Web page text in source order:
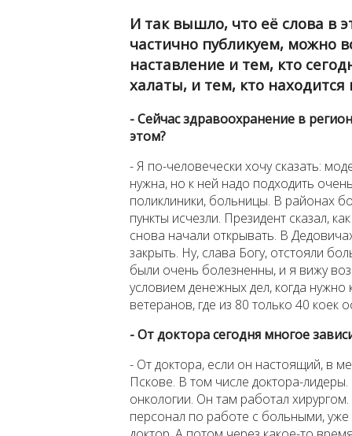
И так вышло, что её слова в
частично публикуем, можно
наставление и тем, кто
халаты, и тем, кто находится
- Сейчас здравоохранение в
этом?
- Я по-человечески хочу сказать:
нужна, но к ней надо подходить
поликлиники, больницы. В районах
пункты исчезли. Президент сказал,
снова начали открывать. В
закрыть. Ну, слава Богу, отстояли
были очень болезненны, и я вижу
условием денежных дел, когда
ветеранов, где из 80 только 40 коек
- От доктора сегодня многое
- От доктора, если он настоящий, в
Пскове. В том числе доктора-
онкологии. Он там работал
персонал по работе с больными,